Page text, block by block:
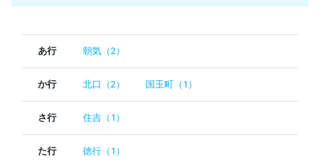
あ行 朝気（2）
か行 北口（2） 国玉町（1）
さ行 住吉（1）
た行 徳行（1）